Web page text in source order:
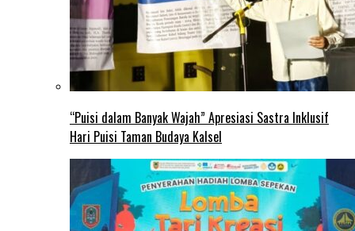
“Puisi dalam Banyak Wajah” Apresiasi Sastra Inklusif
Hari Puisi Taman Budaya Kalsel